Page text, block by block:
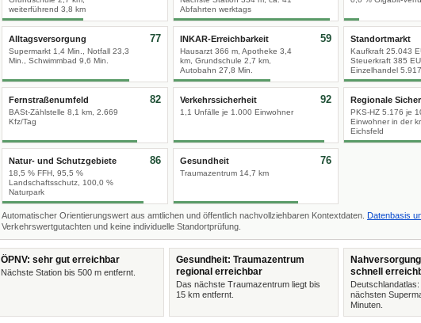
weiterführend 3,8 km
Abfahrten werktags
Alltagsversorgung
Supermarkt 1,4 Min., Notfall 23,3
Min., Schwimmbad 9,6 Min.
77 INKAR-Erreichbarkeit
Hausarzt 366 m, Apotheke 3,4
km, Grundschule 2,7 km,
Autobahn 27,8 Min.
59 Standortmarkt
Kaufkraft 25.043
Steuerkraft 385
Einzelhandel
Fernstraßenumfeld
BASt-Zählstelle 8,1 km, 2.669
Kfz/Tag
82 Verkehrssicherheit
1,1 Unfälle je 1.000 Einwohner
92 Regionale
PKS-HZ 5.176 je
Einwohner in der
Eichsfeld
Natur- und Schutzgebiete
18,5 % FFH, 95,5 %
Landschaftsschutz, 100,0 %
Naturpark
86 Gesundheit
Traumazentrum 14,7 km
76
Automatischer Orientierungswert aus amtlichen und öffentlich nachvollziehbaren Kontextdaten. Datenbasis
Verkehrswertgutachten und keine individuelle Standortprüfung.
ÖPNV: sehr gut erreichbar
Nächste Station bis 500 m entfernt.
Gesundheit: Traumazentrum
regional erreichbar
Das nächste Traumazentrum liegt bis
15 km entfernt.
schnell
nächsten
Minuten.